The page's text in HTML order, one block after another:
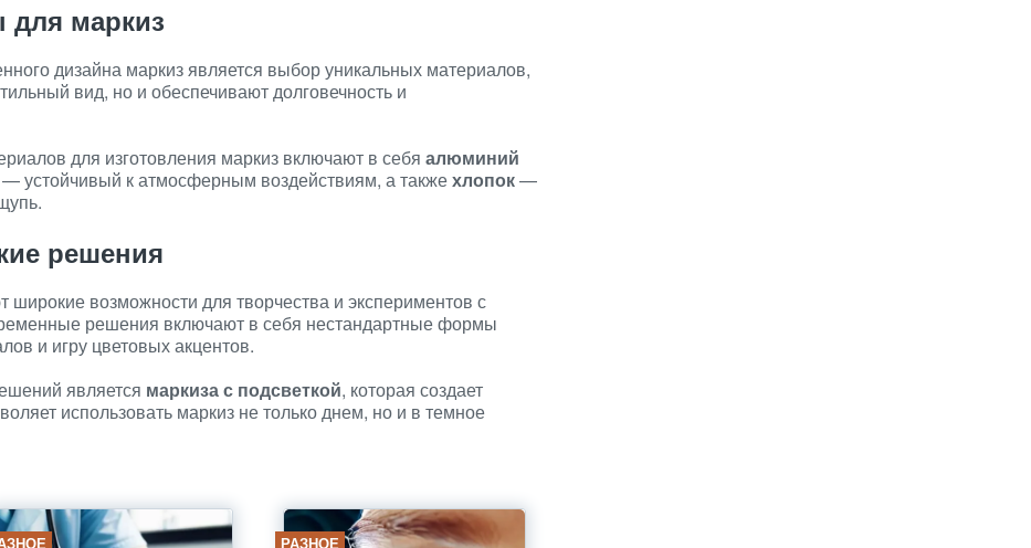
маркиз
дизайна маркиз является выбор уникальных материалов,
вид, но и обеспечивают долговечность и
для изготовления маркиз включают в себя алюминий
— устойчивый к атмосферным воздействиям, а такжехлопок—
решения
возможности для творчества и экспериментов с
решения включают в себя нестандартные формы
и игру цветовых акцентов.
является маркиза с подсветкой, которая создает
использовать маркиз не только днем, но и в темное
РАЗНОЕ